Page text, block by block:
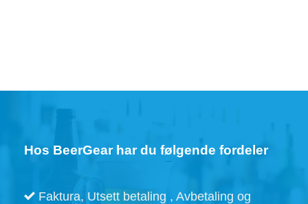
Hos BeerGear har du følgende fordeler
Faktura, Utsett betaling , Avbetaling og